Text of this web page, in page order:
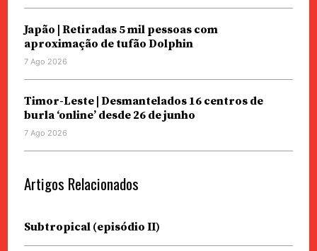
Japão | Retiradas 5 mil pessoas com
aproximação de tufão Dolphin
7 Ago 2026
Timor-Leste | Desmantelados 16 centros de
burla ‘online’ desde 26 de junho
7 Ago 2026
Artigos Relacionados
Subtropical (episódio II)